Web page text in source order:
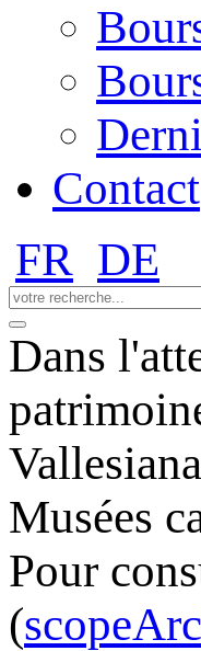
Contact
FR DE
Dans
Musées
Pour
(